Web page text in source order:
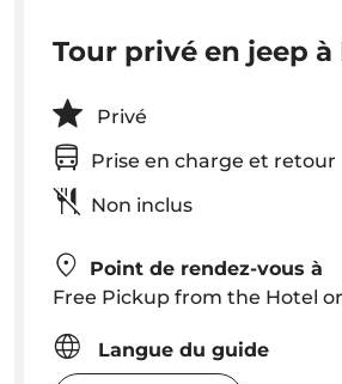
Tour privé en jeep à
Privé
Prise en charge et
Non inclus
Point de rendez-vous à
Free Pickup from the Hotel or accommodation in Funchal / Caniço areas. Other
Langue du guide